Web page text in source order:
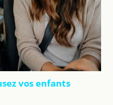
vos enfants